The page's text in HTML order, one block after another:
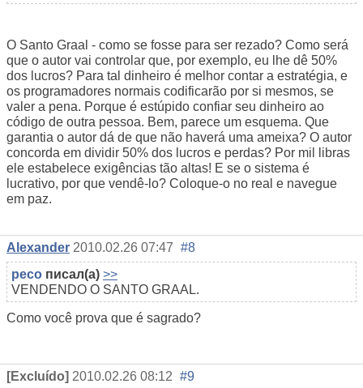
O Santo Graal - como se fosse para ser rezado? Como será
que o autor vai controlar que, por exemplo, eu lhe dê 50%
dos lucros? Para tal dinheiro é melhor contar a estratégia, e
os programadores normais codificarão por si mesmos, se
valer a pena. Porque é estúpido confiar seu dinheiro ao
código de outra pessoa. Bem, parece um esquema. Que
garantia o autor dá de que não haverá uma ameixa? O autor
concorda em dividir 50% dos lucros e perdas? Por mil libras
ele estabelece exigências tão altas! E se o sistema é
lucrativo, por que vendê-lo? Coloque-o no real e navegue
em paz.
Alexander 2010.02.26 07:47 #8
peco писал(а) >>
VENDENDO O SANTO GRAAL.
Como você prova que é sagrado?
[Excluído] 2010.02.26 08:12 #9